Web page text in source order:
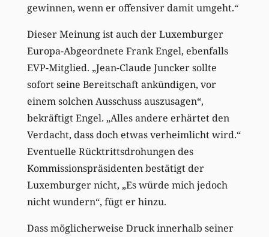
gewinnen, wenn er offensiver damit umgeht.“
Dieser Meinung ist auch der Luxemburger
Europa-Abgeordnete Frank Engel, ebenfalls
EVP-Mitglied. „Jean-Claude Juncker sollte
sofort seine Bereitschaft ankündigen, vor
einem solchen Ausschuss auszusagen“,
bekräftigt Engel. „Alles andere erhärtet den
Verdacht, dass doch etwas verheimlicht wird.“
Eventuelle Rücktrittsdrohungen des
Kommissionspräsidenten bestätigt der
Luxemburger nicht, „Es würde mich jedoch
nicht wundern“, fügt er hinzu.
Dass möglicherweise Druck innerhalb seiner